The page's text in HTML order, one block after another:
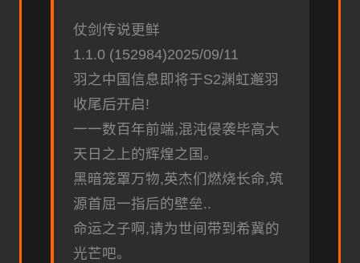
仗剑传说更鲜
1.1.0 (152984)2025/09/11
羽之中国信息即将于S2渊虹邂羽
收尾后开启!
一一数百年前端,混沌侵袭毕高大
天日之上的辉煌之国。
黑暗笼罩万物,英杰们燃烧长命,筑
源首屈一指后的壁垒..
命运之子啊,请为世间带到希冀的
光芒吧。